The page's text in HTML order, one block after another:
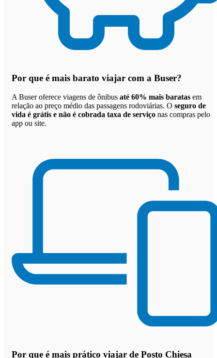
Por que é mais barato viajar com a Buser?
A Buser oferece viagens de ônibus até 60% mais baratas em
relação ao preço médio das passagens rodoviárias. O seguro de
vida é grátis e não é cobrada taxa de serviço nas compras pelo
app ou site.
Por que é mais prático viajar de Posto Chiesa